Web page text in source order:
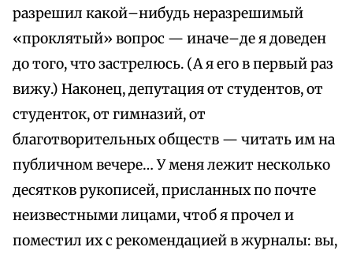
разрешил какой–нибудь неразрешимый
«проклятый» вопрос — иначе–де я доведен
до того, что застрелюсь. (А я его в первый раз
вижу.) Наконец, депутация от студентов, от
студенток, от гимназий, от
благотворительных обществ — читать им на
публичном вечере… У меня лежит несколько
десятков рукописей, присланных по почте
неизвестными лицами, чтоб я прочел и
поместил их с рекомендацией в журналы: вы,